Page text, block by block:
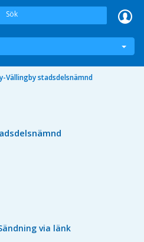
Sök
Vällingby stadsdelsnämnd
via länk